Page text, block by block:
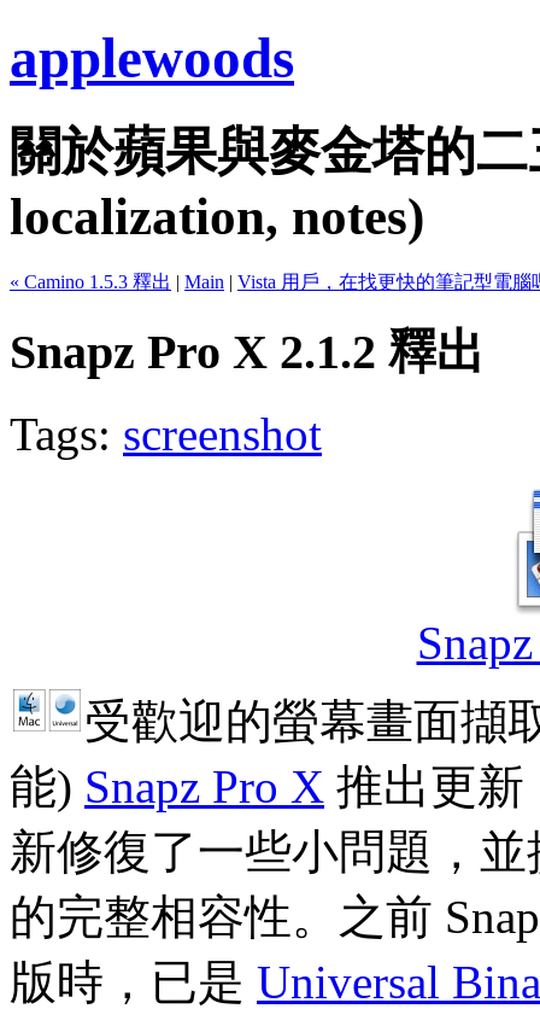
applewoods
關於蘋果與麥金塔的
localization, notes)
« Camino 1.5.3 釋出 | Main | Vista 用戶，在找更快的筆記型電腦
Snapz Pro X 2.1.2 釋出
Tags: screenshot
受歡迎的螢幕畫面擷
能) Snapz Pro X 推出更新
新修復了一些小問題，並
的完整相容性。之前
版時，已是 Universal